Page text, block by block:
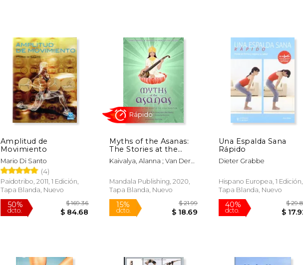
$ 17.08
Amplitud de
Movimiento
Mario Di Santo
(4)
Paidotribo, 2011, 1 Edición,
Tapa Blanda, Nuevo
Myths of the Asanas:
The Stories at the
Heart of the Yoga
Tradition (en Inglés)
Kaivalya, Alanna ; Van Der
Mandala Publishing, 2020,
Tapa Blanda, Nuevo
Una Espalda Sana
Rápido
Dieter Grabbe
Hispano Europea, 1 Edición,
Tapa Blanda, Nuevo